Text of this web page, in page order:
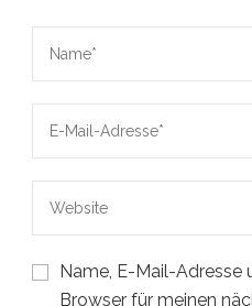
Name, E-Mail-Adresse
Browser für meinen